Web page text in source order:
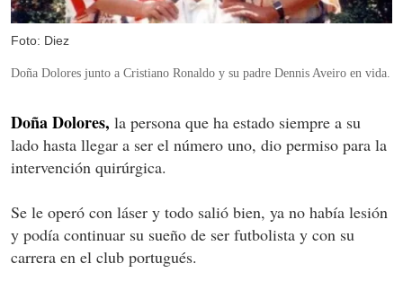
Foto: Diez
Doña Dolores junto a Cristiano Ronaldo y su padre Dennis Aveiro en vida.
Doña Dolores, la persona que ha estado siempre a su
lado hasta llegar a ser el número uno, dio permiso para la
intervención quirúrgica.
Se le operó con láser y todo salió bien, ya no había lesión
y podía continuar su sueño de ser futbolista y con su
carrera en el club portugués.